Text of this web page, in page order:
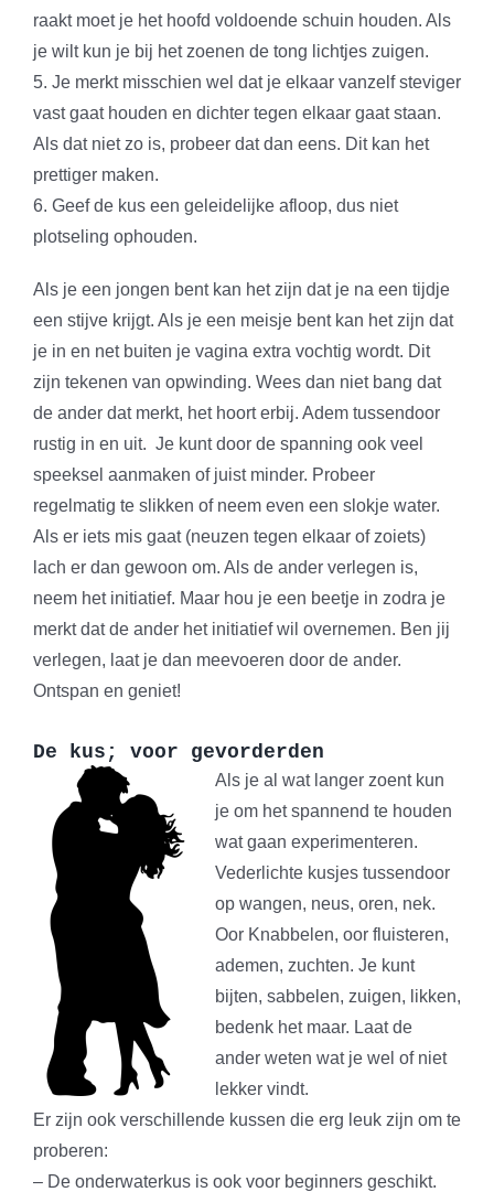
raakt moet je het hoofd voldoende schuin houden. Als
je wilt kun je bij het zoenen de tong lichtjes zuigen.
5. Je merkt misschien wel dat je elkaar vanzelf steviger
vast gaat houden en dichter tegen elkaar gaat staan.
Als dat niet zo is, probeer dat dan eens. Dit kan het
prettiger maken.
6. Geef de kus een geleidelijke afloop, dus niet
plotseling ophouden.
Als je een jongen bent kan het zijn dat je na een tijdje
een stijve krijgt. Als je een meisje bent kan het zijn dat
je in en net buiten je vagina extra vochtig wordt. Dit
zijn tekenen van opwinding. Wees dan niet bang dat
de ander dat merkt, het hoort erbij. Adem tussendoor
rustig in en uit. Je kunt door de spanning ook veel
speeksel aanmaken of juist minder. Probeer
regelmatig te slikken of neem even een slokje water.
Als er iets mis gaat (neuzen tegen elkaar of zoiets)
lach er dan gewoon om. Als de ander verlegen is,
neem het initiatief. Maar hou je een beetje in zodra je
merkt dat de ander het initiatief wil overnemen. Ben jij
verlegen, laat je dan meevoeren door de ander.
Ontspan en geniet!
De kus; voor gevorderden
Als je al wat langer zoent kun
je om het spannend te houden
wat gaan experimenteren.
Vederlichte kusjes tussendoor
op wangen, neus, oren, nek.
Oor Knabbelen, oor fluisteren,
ademen, zuchten. Je kunt
bijten, sabbelen, zuigen, likken,
bedenk het maar. Laat de
ander weten wat je wel of niet
lekker vindt.
Er zijn ook verschillende kussen die erg leuk zijn om te
proberen:
– De onderwaterkus is ook voor beginners geschikt.